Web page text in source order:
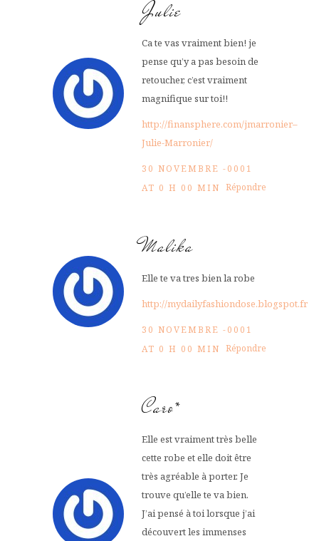
Julie
Ca te vas vraiment bien! je
pense qu’y a pas besoin de
retoucher, c’est vraiment
magnifique sur toi!!
http://finansphere.com/jmarronier–
Julie-Marronier/
30 NOVEMBRE -0001
AT 0 H 00 MIN Répondre
Malika
Elle te va tres bien la robe
http://mydailyfashiondose.blogspot.fr
30 NOVEMBRE -0001
AT 0 H 00 MIN Répondre
Caro*
Elle est vraiment très belle
cette robe et elle doit être
très agréable à porter. Je
trouve qu’elle te va bien.
J’ai pensé à toi lorsque j’ai
découvert les immenses